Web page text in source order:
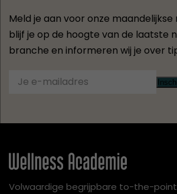
Meld je aan voor onze maandelijkse
blijf je op de hoogte van de laatste
branche en informeren wij je over
Volwaardige begrijpbare to-the-